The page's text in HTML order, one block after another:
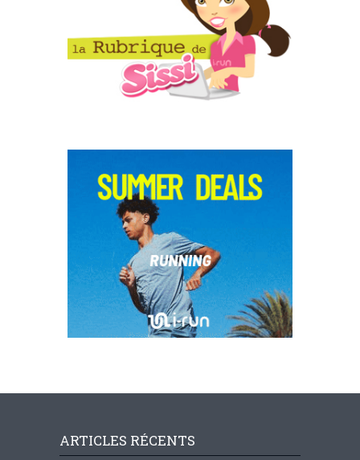
ARTICLES RÉCENTS